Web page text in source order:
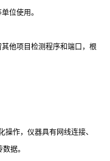
位使用。
他项目检测程序和端口，根
作，仪器具有网线连接、
据。